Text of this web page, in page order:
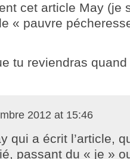
cet article May (je
« pauvre
tu reviendras
2012 at 15:46
qui a écrit l’article,
passant du « je »